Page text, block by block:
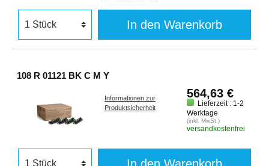
In den Warenkorb
108 R 01121 BK C M Y
Informationen zur
Produktsicherheit
564,63 €
Lieferzeit : 1-2
Werktage
(inkl. MwSt.)
versandkostenfrei
In den Warenkorb